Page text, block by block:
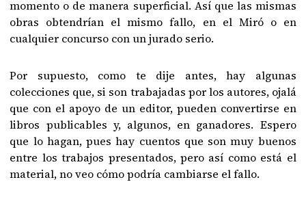
momento o de manera superficial. Así que las mismas
obras obtendrían el mismo fallo, en el Miró o en
cualquier concurso con un jurado serio.
Por supuesto, como te dije antes, hay algunas
colecciones que, si son trabajadas por los autores, ojalá
que con el apoyo de un editor, pueden convertirse en
libros publicables y, algunos, en ganadores. Espero
que lo hagan, pues hay cuentos que son muy buenos
entre los trabajos presentados, pero así como está el
material, no veo cómo podría cambiarse el fallo.